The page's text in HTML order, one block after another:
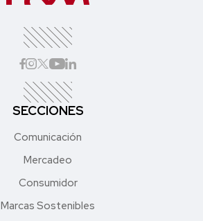
SECCIONES
Comunicación
Mercadeo
Consumidor
Marcas Sostenibles